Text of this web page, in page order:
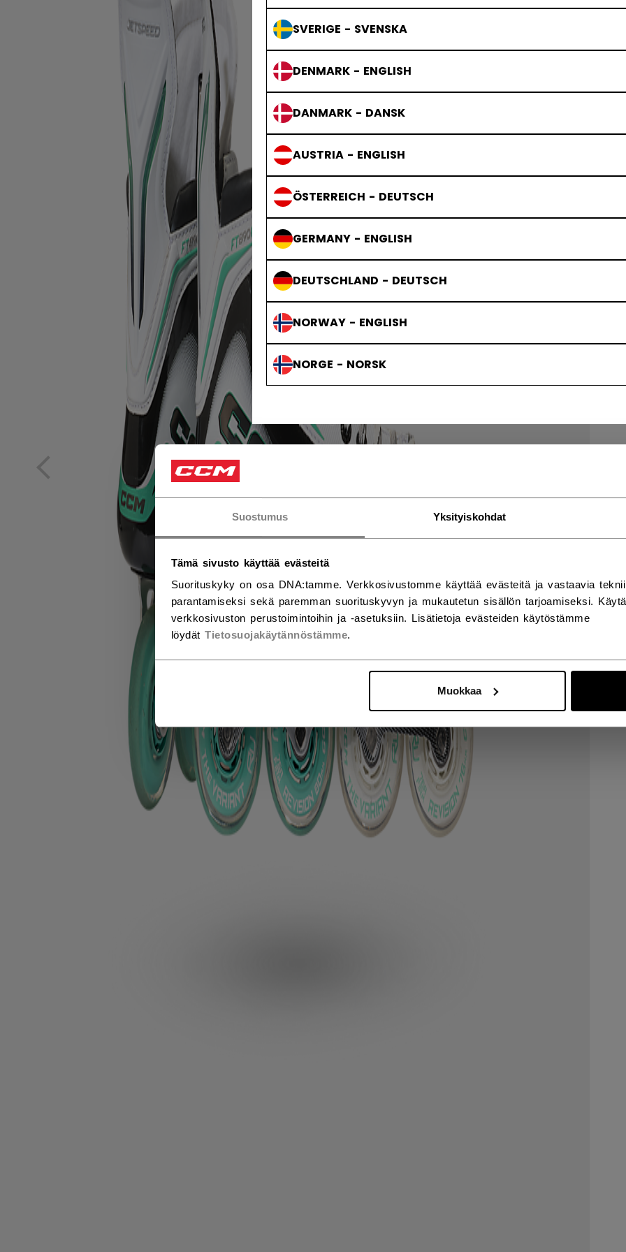
Suostumus Yksityiskohdat
Tämä sivusto käyttää evästeitä
Suorituskyky on osa DNA:tamme. Verkkosivustomme käyttää evästeitä ja vastaavia
parantamiseksi sekä paremman suorituskyvyn ja mukautetun sisällön tarjoamiseksi.
verkkosivuston perustoimintoihin ja -asetuksiin. Lisätietoja evästeiden käytöstämme
löydät Tietosuojakäytännöstämme.
Muokkaa
SVERIGE - SVENSKA
DENMARK - ENGLISH
DANMARK - DANSK
AUSTRIA - ENGLISH
ÖSTERREICH - DEUTSCH
GERMANY - ENGLISH
DEUTSCHLAND - DEUTSCH
NORWAY - ENGLISH
NORGE - NORSK